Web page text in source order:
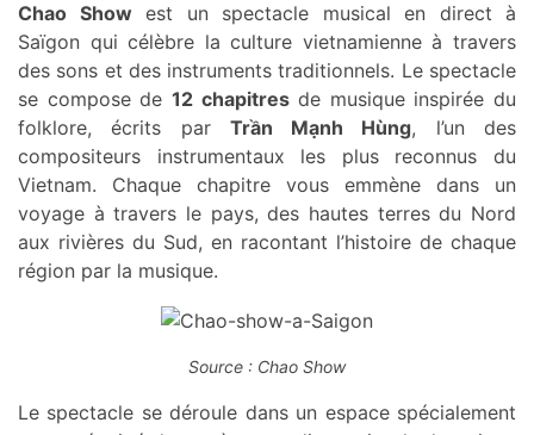
Chao Show est un spectacle musical en direct à
Saïgon qui célèbre la culture vietnamienne à travers
des sons et des instruments traditionnels. Le spectacle
se compose de 12 chapitresde musique inspirée du
folklore, écrits par Trần Mạnh Hùng, l’un des
compositeurs instrumentaux les plus reconnus du
Vietnam. Chaque chapitre vous emmène dans un
voyage à travers le pays, des hautes terres du Nord
aux rivières du Sud, en racontant l’histoire de chaque
région par la musique.
Source : Chao Show
Le spectacle se déroule dans un espace spécialement